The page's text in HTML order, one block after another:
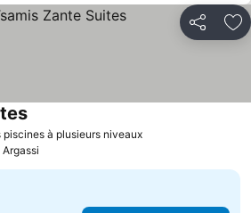
Partager
piscines à plusieurs niveaux
Argassi